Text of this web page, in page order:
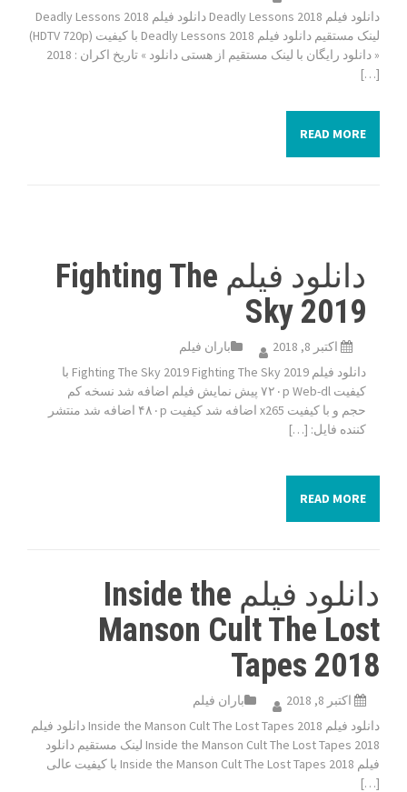
دانلود فیلم Deadly Lessons 2018 دانلود فیلم Deadly Lessons 2018
لینک مستقیم دانلود فیلم Deadly Lessons 2018 با کیفیت (HDTV 720p)
« دانلود رایگان با لینک مستقیم از هستی دانلود » تاریخ اکران : 2018
[…]
READ MORE
دانلود فیلم Fighting The
Sky 2019
اکتبر 8, 2018
باران فیلم
دانلود فیلم Fighting The Sky 2019 Fighting The Sky 2019 با
کیفیت ۷۲۰p Web-dl پیش نمایش فیلم اضافه شد نسخه کم
حجم و با کیفیت x265 اضافه شد کیفیت ۴۸۰p اضافه شد منتشر
کننده فایل: […]
READ MORE
دانلود فیلم Inside the
Manson Cult The Lost
Tapes 2018
اکتبر 8, 2018
باران فیلم
دانلود فیلم Inside the Manson Cult The Lost Tapes 2018 دانلود فیلم
Inside the Manson Cult The Lost Tapes 2018 لینک مستقیم دانلود
فیلم Inside the Manson Cult The Lost Tapes 2018 با کیفیت عالی
[…]